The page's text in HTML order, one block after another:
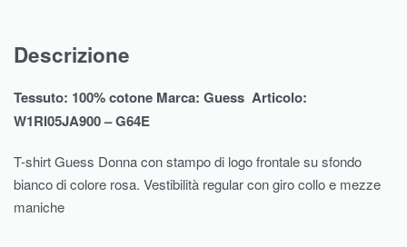
Descrizione
Tessuto: 100% cotone Marca: Guess Articolo:
W1Rl05JA900 – G64E
T-shirt Guess Donna con stampo di logo frontale su sfondo
bianco di colore rosa. Vestibilità regular con giro collo e mezze
maniche